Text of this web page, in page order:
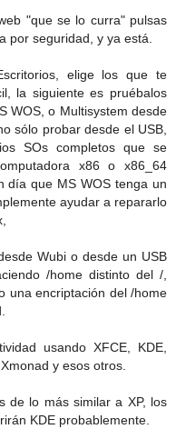
"que se lo curra" pulsas
por seguridad, y ya está.
elige los que te
la siguiente es pruébalos
WOS, o Multisystem desde
sólo probar desde el USB,
SOs completos que se
x86 o x86_64
día que MS WOS tenga un
ayudar a repararlo
Wubi o desde un USB
/home distinto del /,
una encriptación del /home
usando XFCE, KDE,
y esos otros.
de lo más similar a XP, los
KDE probablemente.